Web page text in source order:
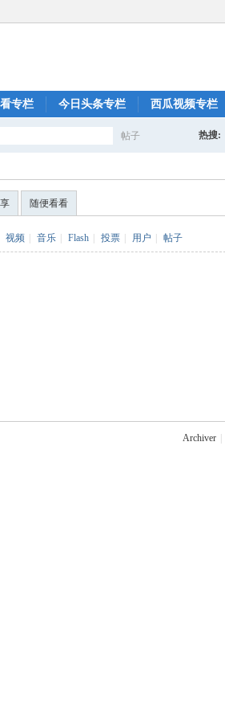
专栏 今日头条专栏 西瓜视频专栏
帖子 热搜:
随便看看
视频 音乐 Flash 投票 用户 帖子
Archiver